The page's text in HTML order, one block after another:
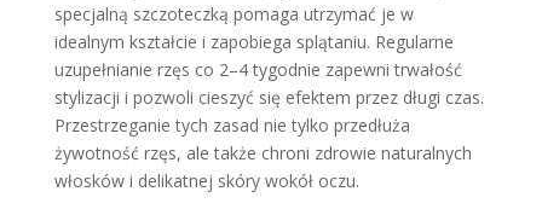
specjalną szczoteczką pomaga utrzymać je w
idealnym kształcie i zapobiega splątaniu. Regularne
uzupełnianie rzęs co 2–4 tygodnie zapewni trwałość
stylizacji i pozwoli cieszyć się efektem przez długi czas.
Przestrzeganie tych zasad nie tylko przedłuża
żywotność rzęs, ale także chroni zdrowie naturalnych
włosków i delikatnej skóry wokół oczu.